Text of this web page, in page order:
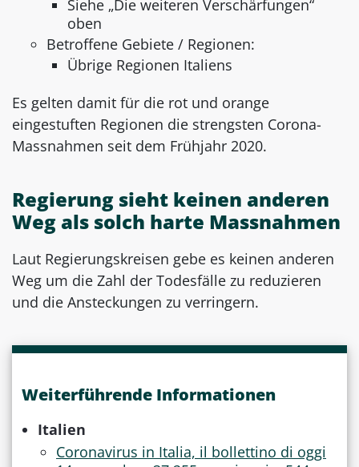
Siehe „Die weiteren Verschärfungen“
oben
Betroffene Gebiete / Regionen:
Übrige Regionen Italiens
Es gelten damit für die rot und orange
eingestuften Regionen die strengsten Corona-
Massnahmen seit dem Frühjahr 2020.
Regierung sieht keinen anderen
Weg als solch harte Massnahmen
Laut Regierungskreisen gebe es keinen anderen
Weg um die Zahl der Todesfälle zu reduzieren
und die Ansteckungen zu verringern.
Weiterführende Informationen
Italien
Coronavirus in Italia, il bollettino di oggi